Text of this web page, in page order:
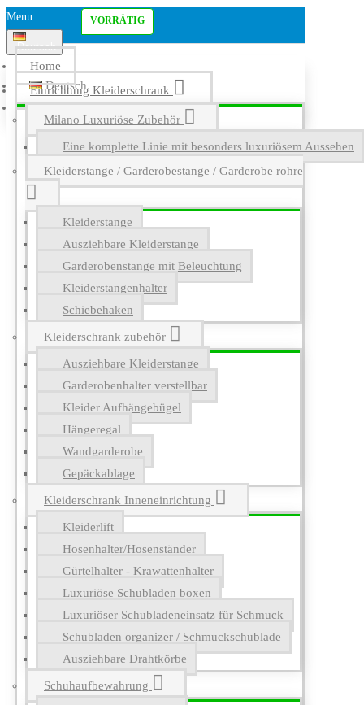
Menu
Deutsch
Deutsch
English
Home
Einrichtung Kleiderschrank
Milano Luxuriöse Zubehör
Eine komplette Linie mit besonders luxuriösem Aussehen
Kleiderstange / Garderobestange / Garderobe rohre
Kleiderstange
Ausziehbare Kleiderstange
Garderobenstange mit Beleuchtung
Kleiderstangenhalter
Schiebehaken
Kleiderschrank zubehör
Ausziehbare Kleiderstange
Garderobenhalter verstellbar
Kleider Aufhängebügel
Hängeregal
Wandgarderobe
Gepäckablage
Kleiderschrank Inneneinrichtung
Kleiderlift
Hosenhalter/Hosenständer
Gürtelhalter - Krawattenhalter
Luxuriöse Schubladen boxen
Luxuriöser Schubladeneinsatz für Schmuck
Schubladen organizer / Schmuckschublade
Ausziehbare Drahtkörbe
Schuhaufbewahrung
VORRÄTIG